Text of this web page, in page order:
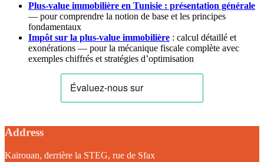
Plus-value immobilière en Tunisie : présentation générale
— pour comprendre la notion de base et les principes
fondamentaux
Impôt sur la plus-value immobilière : calcul détaillé et
exonérations — pour la mécanique fiscale complète avec
exemples chiffrés et stratégies d’optimisation
Address
Kairouan, derrière la STEG, rue de Sfax